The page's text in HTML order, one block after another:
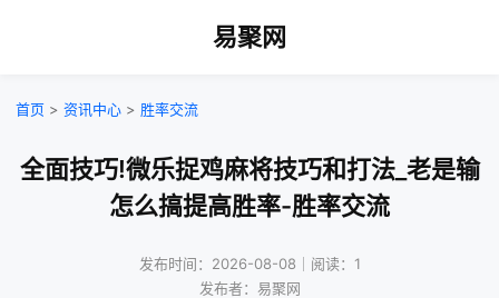
易聚网
首页 > 资讯中心 > 胜率交流
全面技巧!微乐捉鸡麻将技巧和打法_老是输
怎么搞提高胜率-胜率交流
发布时间：2026-08-08｜阅读：1
发布者：易聚网